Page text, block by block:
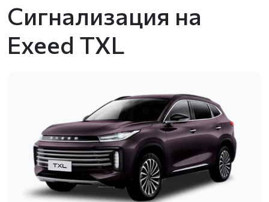
Сигнализация на
Exeed TXL